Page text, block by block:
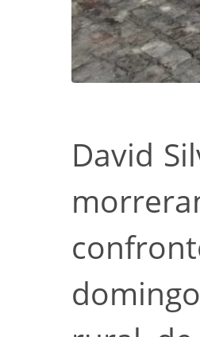
David